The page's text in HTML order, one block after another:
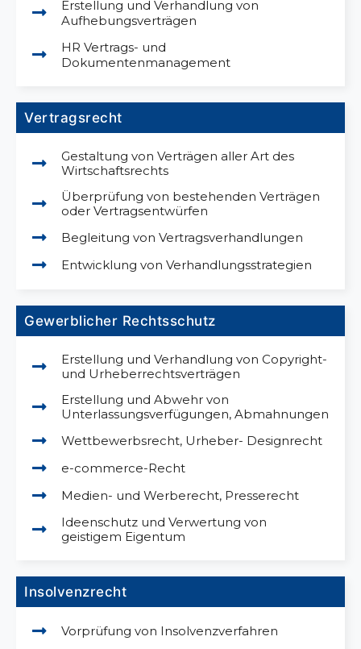
Erstellung und Verhandlung von
Aufhebungsverträgen
HR Vertrags- und
Dokumentenmanagement
Vertragsrecht
Gestaltung von Verträgen aller Art des
Wirtschaftsrechts
Überprüfung von bestehenden Verträgen
oder Vertragsentwürfen
Begleitung von Vertragsverhandlungen
Entwicklung von Verhandlungsstrategien
Gewerblicher Rechtsschutz
Erstellung und Verhandlung von Copyright-
und Urheberrechtsverträgen
Erstellung und Abwehr von
Unterlassungsverfügungen, Abmahnungen
Wettbewerbsrecht, Urheber- Designrecht
e-commerce-Recht
Medien- und Werberecht, Presserecht
Ideenschutz und Verwertung von
geistigem Eigentum
Insolvenzrecht
Vorprüfung von Insolvenzverfahren